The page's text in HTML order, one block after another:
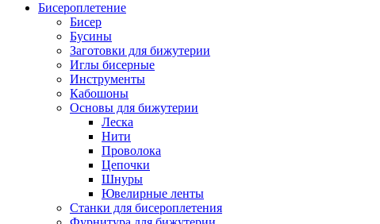
Бисероплетение
Бисер
Бусины
Заготовки для бижутерии
Иглы бисерные
Инструменты
Кабошоны
Основы для бижутерии
Леска
Нити
Проволока
Цепочки
Шнуры
Ювелирные ленты
Станки для бисероплетения